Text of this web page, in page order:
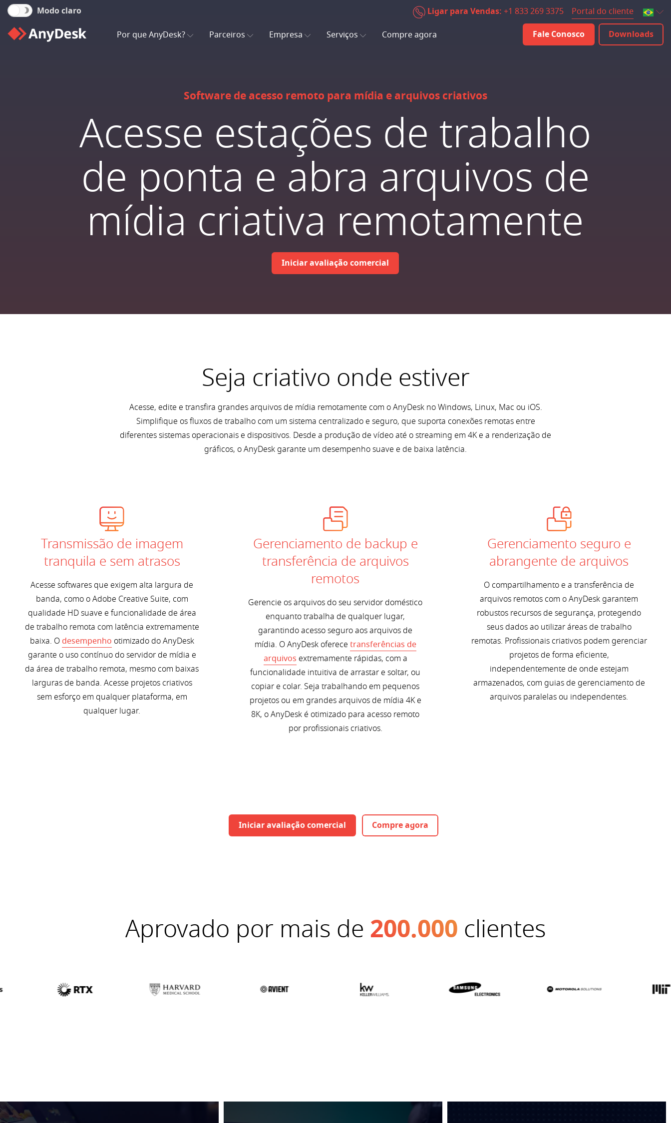
Modo claro Ligar para Vendas: +1 833 269 3375
Portal do cliente
Por que AnyDesk?
Parceiros Empresa Serviços Compre agora Fale Conosco Downloads
Software de acesso remoto para mídia e arquivos criativos
Acesse estações de trabalho
de ponta e abra arquivos de
mídia criativa remotamente
Iniciar avaliação comercial
Seja criativo onde estiver
Acesse, edite e transfira grandes arquivos de mídia remotamente com o AnyDesk no Windows, Linux, Mac ou iOS.
Simplifique os fluxos de trabalho com um sistema centralizado e seguro, que suporta conexões remotas entre
diferentes sistemas operacionais e dispositivos. Desde a produção de vídeo até o streaming em 4K e a renderização de
gráficos, o AnyDesk garante um desempenho suave e de baixa latência.
Transmissão de imagem
tranquila e sem atrasos
Acesse softwares que exigem alta largura de
banda, como o Adobe Creative Suite, com
qualidade HD suave e funcionalidade de área
de trabalho remota com latência extremamente
baixa. O desempenho otimizado do AnyDesk
garante o uso contínuo do servidor de mídia e
da área de trabalho remota, mesmo com baixas
larguras de banda. Acesse projetos criativos
sem esforço em qualquer plataforma, em
qualquer lugar.
Gerenciamento de backup e
transferência de arquivos
remotos
Gerencie os arquivos do seu servidor doméstico
enquanto trabalha de qualquer lugar,
garantindo acesso seguro aos arquivos de
mídia. O AnyDesk oferece transferências de
arquivos extremamente rápidas, com a
funcionalidade intuitiva de arrastar e soltar, ou
copiar e colar. Seja trabalhando em pequenos
projetos ou em grandes arquivos de mídia 4K e
8K, o AnyDesk é otimizado para acesso remoto
por profissionais criativos.
Gerenciamento seguro e
abrangente de arquivos
O compartilhamento e a transferência de
arquivos remotos com o AnyDesk garantem
robustos recursos de segurança, protegendo
seus dados ao utilizar áreas de trabalho
remotas. Profissionais criativos podem gerenciar
projetos de forma eficiente,
independentemente de onde estejam
armazenados, com guias de gerenciamento de
arquivos paralelas ou independentes.
Iniciar avaliação comercial Compre agora
Aprovado por mais de 200.000 clientes